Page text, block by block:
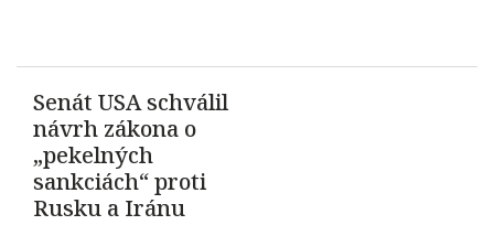
Senát USA schválil
návrh zákona o
„pekelných
sankciách“ proti
Rusku a Iránu